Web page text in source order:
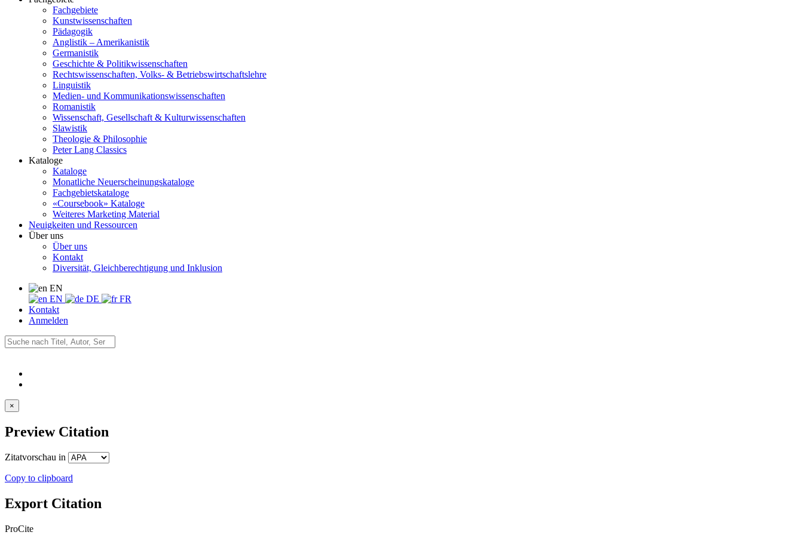
Fachgebiete
Kunstwissenschaften
Pädagogik
Anglistik – Amerikanistik
Germanistik
Geschichte & Politikwissenschaften
Rechtswissenschaften, Volks- & Betriebswirtschaftslehre
Linguistik
Medien- und Kommunikationswissenschaften
Romanistik
Wissenschaft, Gesellschaft & Kulturwissenschaften
Slawistik
Theologie & Philosophie
Peter Lang Classics
Kataloge
Kataloge
Monatliche Neuerscheinungskataloge
Fachgebietskataloge
«Coursebook» Kataloge
Weiteres Marketing Material
Neuigkeiten und Ressourcen
Über uns
Über uns
Kontakt
Diversität, Gleichberechtigung und Inklusion
EN
EN
DE
FR
Kontakt
Anmelden
×
Preview Citation
Zitatvorschau in
Copy to clipboard
Export Citation
ProCite